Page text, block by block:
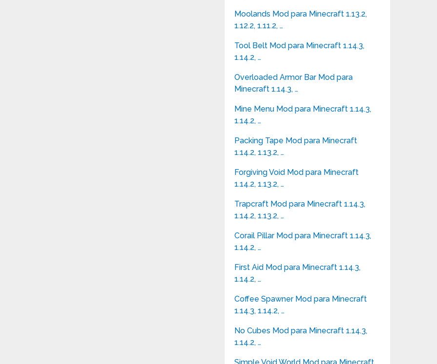
Moolands Mod para Minecraft 1.13.2,
1.12.2, 1.11.2, …
Tool Belt Mod para Minecraft 1.14.3,
1.14.2, …
Overloaded Armor Bar Mod para
Minecraft 1.14.3, …
Mine Menu Mod para Minecraft 1.14.3,
1.14.2, …
Packing Tape Mod para Minecraft
1.14.2, 1.13.2, …
Forgiving Void Mod para Minecraft
1.14.2, 1.13.2, …
Trapcraft Mod para Minecraft 1.14.3,
1.14.2, 1.13.2, …
Corail Pillar Mod para Minecraft 1.14.3,
1.14.2, …
First Aid Mod para Minecraft 1.14.3,
1.14.2, …
Coffee Spawner Mod para Minecraft
1.14.3, 1.14.2, …
No Cubes Mod para Minecraft 1.14.3,
1.14.2, …